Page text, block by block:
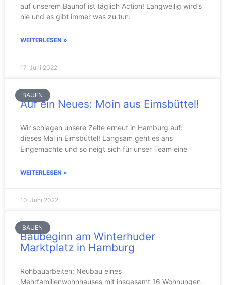
auf unserem Bauhof ist täglich Action! Langweilig wird’s
nie und es gibt immer was zu tun:
WEITERLESEN »
17. Juni 2022
BAUEN
Auf ein Neues: Moin aus Eimsbüttel!
Wir schlagen unsere Zelte erneut in Hamburg auf:
dieses Mal in Eimsbüttel! Langsam geht es ans
Eingemachte und so neigt sich für unser Team eine
WEITERLESEN »
10. Juni 2022
BAUEN
Baubeginn am Winterhuder
Marktplatz in Hamburg
Rohbauarbeiten: Neubau eines
Mehrfamilienwohnhauses mit insgesamt 16 Wohnungen